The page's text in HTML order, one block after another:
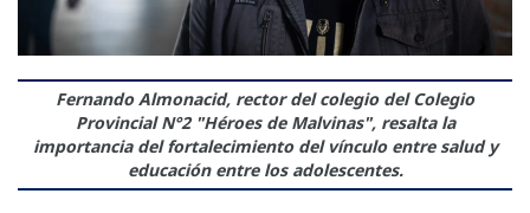
Fernando Almonacid, rector del colegio del Colegio
Provincial N°2 "Héroes de Malvinas", resalta la
importancia del fortalecimiento del vínculo entre salud y
educación entre los adolescentes.